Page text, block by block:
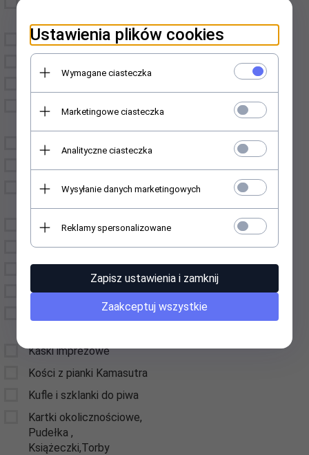
Gadżety do alkoholu
Czekolady
Deski drewniane
okazjonalne
Dyplomy
Dodatki do domu i
Etui na okulary
Drzewka Szczęścia
Figury i Figurki
Gry
Kamizelki odblaskowe z
Kaski imprezowe
Kości z pianki Kamasutra
Kufle i szklanki do piwa
Kartki okolicznościowe,
Pudełka ,
Książeczki,Torby
Ustawienia plików cookies
Wymagane ciasteczka
Marketingowe ciasteczka
Analityczne ciasteczka
Wysyłanie danych marketingowych
Reklamy spersonalizowane
Zapisz ustawienia i zamknij
Zaakceptuj wszystkie